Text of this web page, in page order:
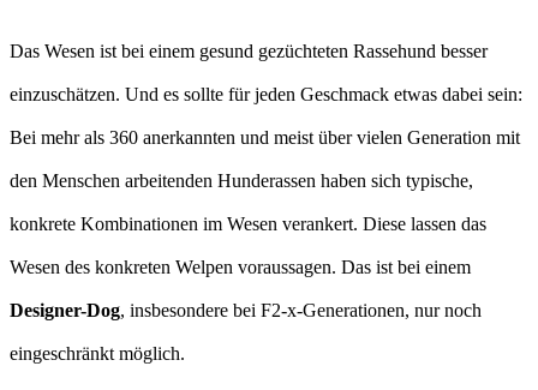
Das Wesen ist bei einem gesund gezüchteten Rassehund besser
einzuschätzen. Und es sollte für jeden Geschmack etwas dabei sein:
Bei mehr als 360 anerkannten und meist über vielen Generation mit
den Menschen arbeitenden Hunderassen haben sich typische,
konkrete Kombinationen im Wesen verankert. Diese lassen das
Wesen des konkreten Welpen voraussagen. Das ist bei einem
Designer-Dog, insbesondere bei F2-x-Generationen, nur noch
eingeschränkt möglich.